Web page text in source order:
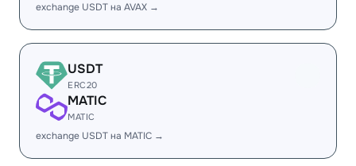
exchange USDT на AVAX →
USDT
ERC20
MATIC
MATIC
exchange USDT на MATIC →